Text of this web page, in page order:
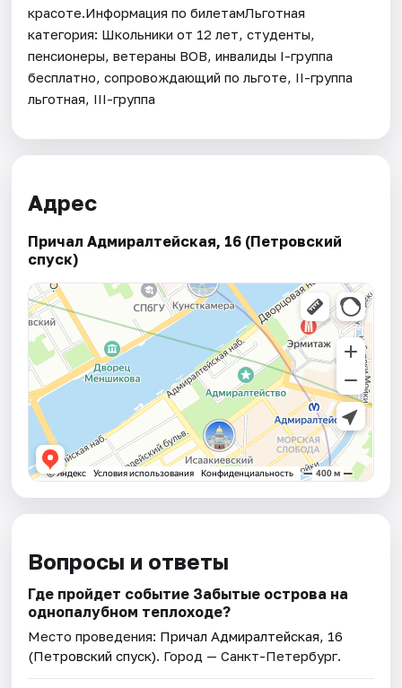
красоте.Информация по билетамЛьготная
категория: Школьники от 12 лет, студенты,
пенсионеры, ветераны ВОВ, инвалиды I-группа
бесплатно, сопровождающий по льготе, II-группа
льготная, III-группа
Адрес
Причал Адмиралтейская, 16 (Петровский
спуск)
Вопросы и ответы
Где пройдет событие Забытые острова на
однопалубном теплоходе?
Место проведения: Причал Адмиралтейская, 16
(Петровский спуск). Город — Санкт-Петербург.